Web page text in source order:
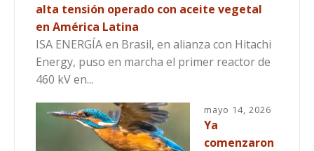
alta tensión operado con aceite vegetal
en América Latina
ISA ENERGÍA en Brasil, en alianza con Hitachi
Energy, puso en marcha el primer reactor de
460 kV en...
mayo 14, 2026
Ya
comenzaron